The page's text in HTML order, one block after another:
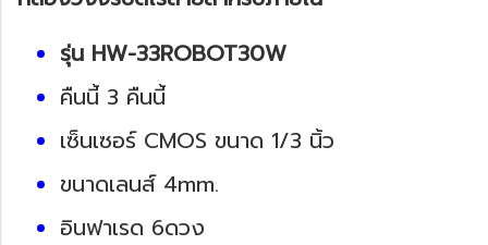
รุ่น HW-33ROBOT30W
คืนนี้ 3 คืนนี้
เซ็นเซอร์ CMOS ขนาด 1/3 นิ้ว
ขนาดเลนส์ 4mm.
อินฟาเรด 6ดวง